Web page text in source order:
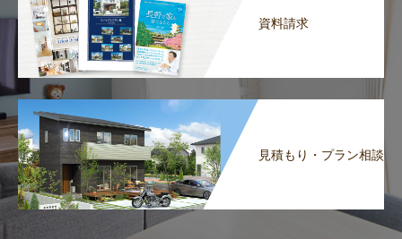
資料請求
見積もり・プラン相談